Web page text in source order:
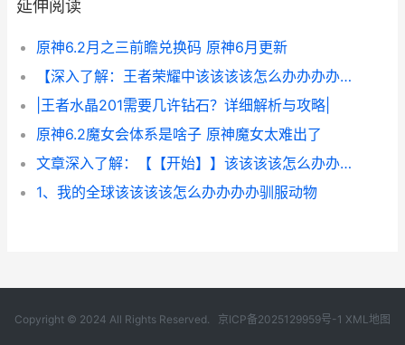
延伸阅读
原神6.2月之三前瞻兑换码 原神6月更新
【深入了解：王者荣耀中该该该该怎么办办办办有效发育经济】
|王者水晶201需要几许钻石？详细解析与攻略|
原神6.2魔女会体系是啥子 原神魔女太难出了
文章深入了解：【【开始】】该该该该怎么办办办办在我的全球中轻松获得财富
1、我的全球该该该该怎么办办办办驯服动物
Copyright © 2024 All Rights Reserved. 京ICP备2025129959号-1 XML地图